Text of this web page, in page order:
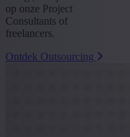
op onze Project
Consultants of
freelancers.
Ontdek Outsourcing